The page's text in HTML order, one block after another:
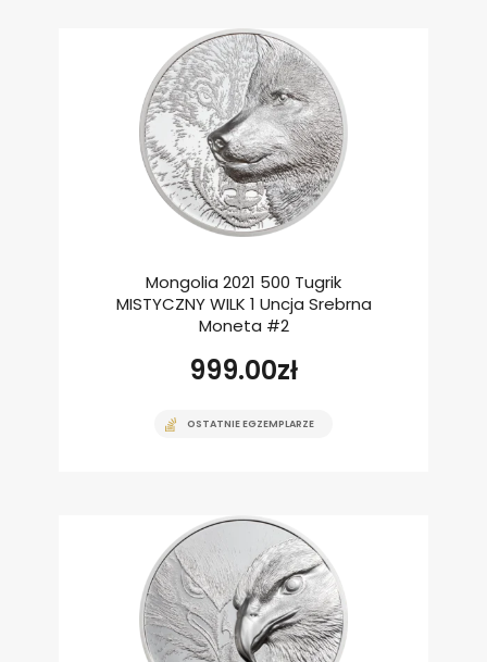
Mongolia 2021 500 Tugrik
MISTYCZNY WILK 1 Uncja Srebrna
Moneta #2
999.00zł
OSTATNIE EGZEMPLARZE